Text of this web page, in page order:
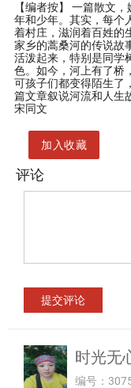
【编者按】
一篇散文，
年和少年。其实，每个
着村庄，滋润着百姓的
家乡的蒿桑河的传说故
活泼起来，特别是同学
色。如今，河上有了桥
可孩子们都变得陌生了
篇文章叙说河流和人生
宋同文
加入收藏
评论
时光无
编号：